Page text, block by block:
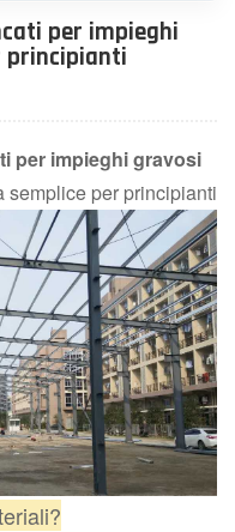
per impieghi
principianti
per impieghi gravosi
per principianti